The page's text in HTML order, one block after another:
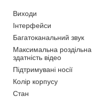
Виходи
Інтерфейси
Багатоканальний звук
Максимальна роздільна
здатність відео
Підтримувані носії
Колір корпусу
Стан